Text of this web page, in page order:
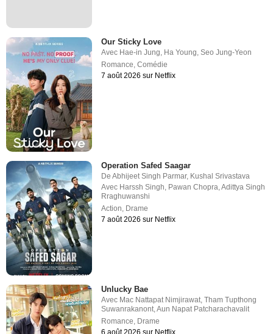
Our Sticky Love
Avec Hae-in Jung Ha Young ,Seo Jung-Yeon
Romance ,Comédie
7 août 2026 sur Netflix
Operation Safed Saagar
DeAbhijeet Singh Parmar, Kushal Srivastava
Avec Harssh Singh, Pawan Chopra,Adittya Singh
Rraghuwanshi
Action, Drame
7 août 2026 sur Netflix
Unlucky Bae
Avec Mac Nattapat Nimjirawat,Tham Tupthong
Suwanrakanont,Aun Napat Patcharachavalit
Romance, Drame